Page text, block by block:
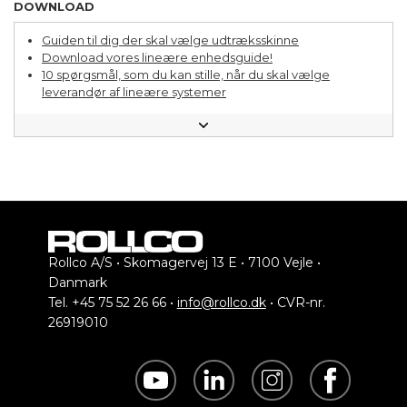
DOWNLOAD
Guiden til dig der skal vælge udtræksskinne
Download vores lineære enhedsguide!
10 spørgsmål, som du kan stille, når du skal vælge
leverandør af lineære systemer
Rollco A/S • Skomagervej 13 E • 7100 Vejle •
Danmark
Tel. +45 75 52 26 66 • info@rollco.dk• CVR-nr.
26919010